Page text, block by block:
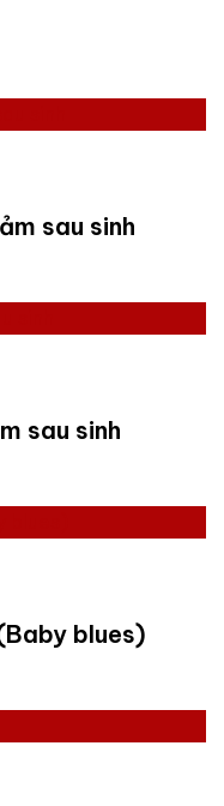
sau sinh
sau sinh
blues)